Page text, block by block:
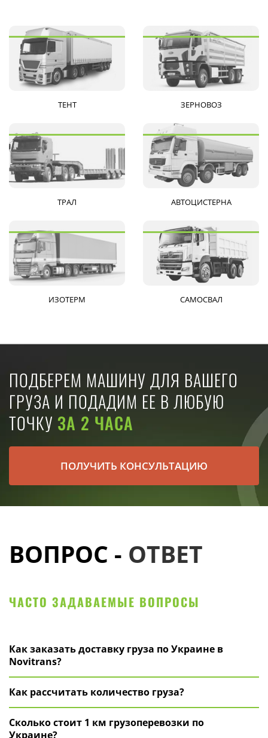
ТЕНТ ЗЕРНОВОЗ
ТРАЛ АВТОЦИСТЕРНА
ИЗОТЕРМ САМОСВАЛ
ПОДБЕРЕМ МАШИНУ ДЛЯ ВАШЕГО
ГРУЗА И ПОДАДИМ ЕЕ В ЛЮБУЮ
ТОЧКУ ЗА 2 ЧАСА
ПОЛУЧИТЬ КОНСУЛЬТАЦИЮ
ВОПРОС - ОТВЕТ
ЧАСТО ЗАДАВАЕМЫЕ ВОПРОСЫ
Как заказать доставку груза по Украине в
Novitrans?
Как рассчитать количество груза?
Сколько стоит 1 км грузоперевозки по
Украине?